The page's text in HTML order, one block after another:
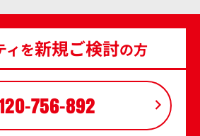
ィを新規ご検討の方
756-892